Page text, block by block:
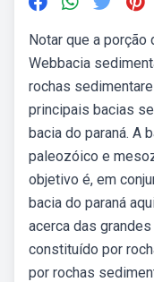
Notar que a porção
Webbacia
rochas
principais bacias
bacia do paraná. A
paleozóico e
objetivo é, em
bacia do paraná
acerca das
constituído por
por rochas